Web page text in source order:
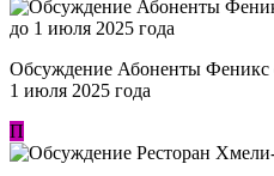
Обсуждение Абоненты Феникс
1 июля 2025 года
П